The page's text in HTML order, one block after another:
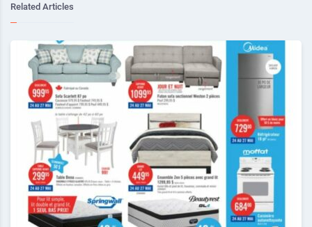
Related Articles